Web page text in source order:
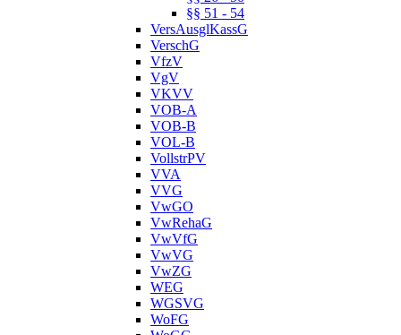
§§ 51 - 54
VersAusglKassG
VerschG
VfzV
VgV
VKVV
VOB-A
VOB-B
VOL-B
VollstrPV
VVA
VVG
VwGO
VwRehaG
VwVfG
VwVG
VwZG
WEG
WGSVG
WoFG